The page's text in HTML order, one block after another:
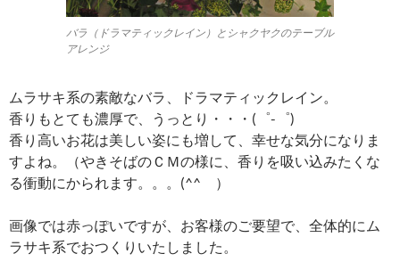
バラ（ドラマティックレイン）とシャクヤクのテーブル
アレンジ
ムラサキ系の素敵なバラ、ドラマティックレイン。
香りもとても濃厚で、うっとり・・・(゜-゜)
香り高いお花は美しい姿にも増して、幸せな気分になりま
すよね。（やきそばのＣＭの様に、香りを吸い込みたくな
る衝動にかられます。。。(^^ゞ）
画像では赤っぽいですが、お客様のご要望で、全体的にム
ラサキ系でおつくりいたしました。